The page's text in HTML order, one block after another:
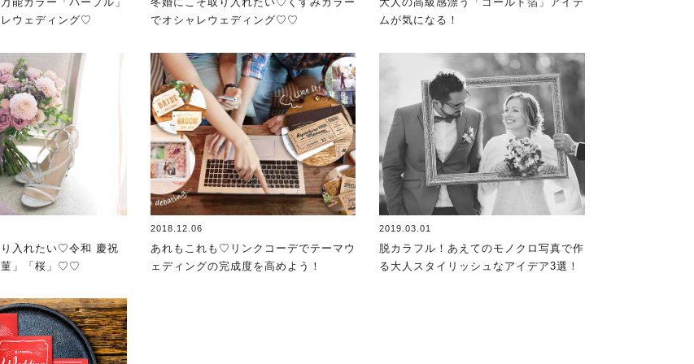
ウェディング♡
でオシャレウェディング♡♡
ムが気になる！
り入れたい♡令和 慶祝
菫」「桜」♡♡
2018.12.06
あれもこれも♡リンクコーデでテーマウ
ェディングの完成度を高めよう！
2019.03.01
脱カラフル！あえてのモノクロ写真で作
る大人スタイリッシュなアイデア3選！